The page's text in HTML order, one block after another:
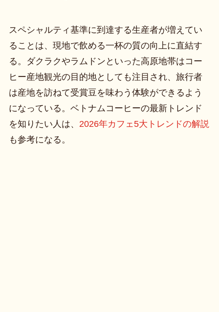
スペシャルティ基準に到達する生産者が増えてい
ることは、現地で飲める一杯の質の向上に直結す
る。ダクラクやラムドンといった高原地帯はコー
ヒー産地観光の目的地としても注目され、旅行者
は産地を訪ねて受賞豆を味わう体験ができるよう
になっている。ベトナムコーヒーの最新トレンド
を知りたい人は、 2026年カフェ5大トレンドの解説
も参考になる。